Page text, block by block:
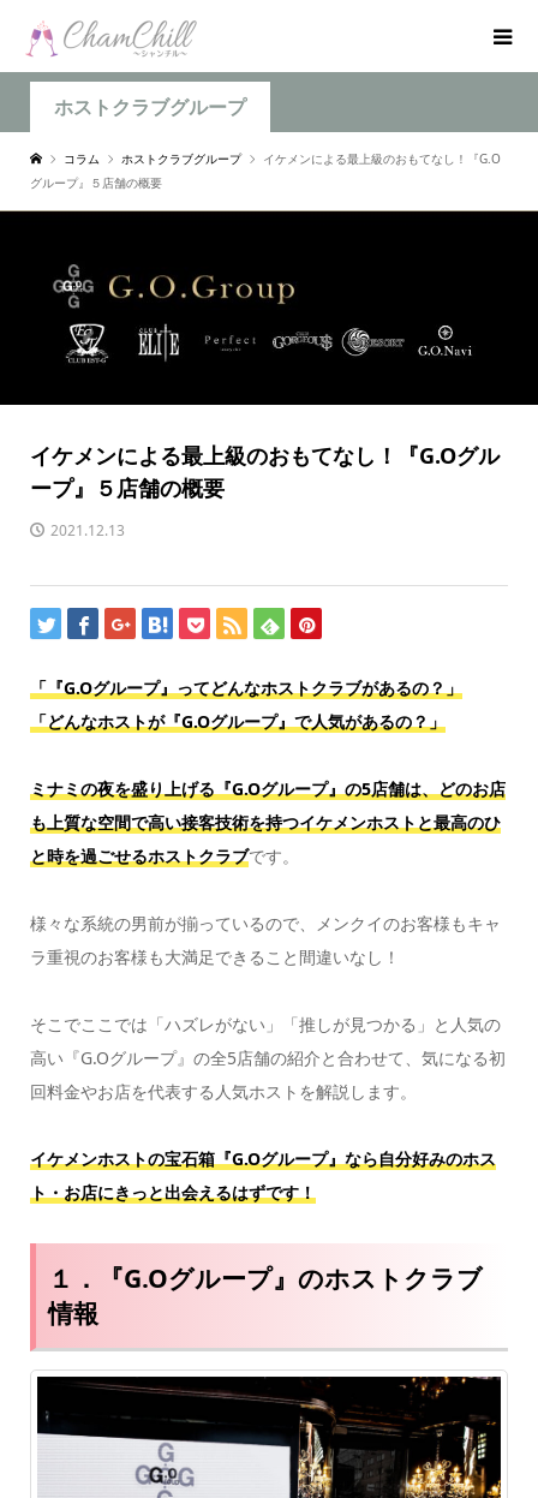
ホストクラブグループ
コラム ホストクラブグループ
イケメンによる最上級のおもてなし！『G.O
グループ』５店舗の概要
イケメンによる最上級のおもてなし！『G.Oグル
ープ』５店舗の概要
2021.12.13
「『G.Oグループ』ってどんなホストクラブがあるの？」
「どんなホストが『G.Oグループ』で人気があるの？」
ミナミの夜を盛り上げる『G.Oグループ』の5店舗は、どのお店
も上質な空間で高い接客技術を持つイケメンホストと最高のひ
と時を過ごせるホストクラブです。
様々な系統の男前が揃っているので、メンクイのお客様もキャ
ラ重視のお客様も大満足できること間違いなし！
そこでここでは「ハズレがない」「推しが見つかる」と人気の
高い『G.Oグループ』の全5店舗の紹介と合わせて、気になる初
回料金やお店を代表する人気ホストを解説します。
イケメンホストの宝石箱『G.Oグループ』なら自分好みのホス
ト・お店にきっと出会えるはずです！
１．『G.Oグループ』のホストクラブ
情報